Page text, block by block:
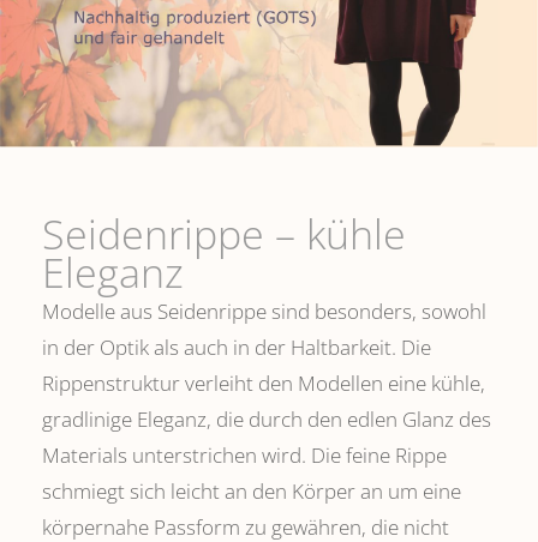
Seidenrippe­ – kühle
Eleganz
Modelle aus Seidenrippe sind besonders, sowohl
in der Optik als auch in der Haltbarkeit. Die
Rippenstruktur verleiht den Modellen eine kühle,
gradlinige Eleganz, die durch den edlen Glanz des
Materials unterstrichen wird. Die feine Rippe
schmiegt sich leicht an den Körper an um eine
körpernahe Passform zu gewähren, die nicht